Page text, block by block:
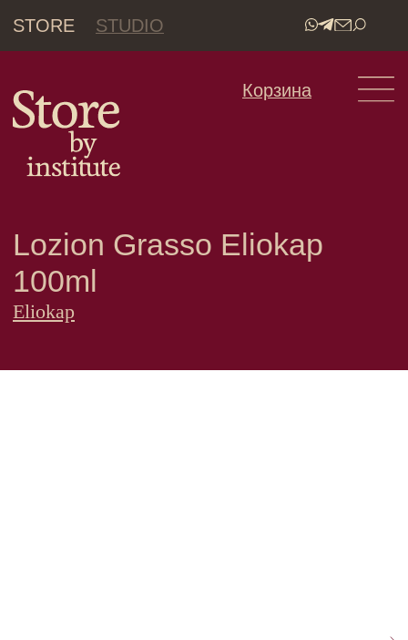
STORE STUDIO
•
Lozion Grasso Eliokap